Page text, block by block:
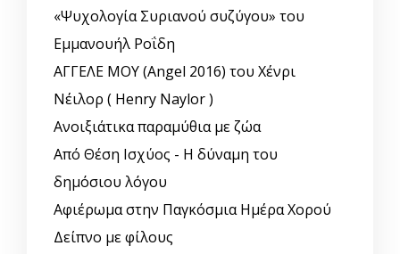
«Ψυχολογία Συριανού συζύγου» του
Εμμανουήλ Ροΐδη
ΑΓΓΕΛΕ ΜΟΥ (Angel 2016) του Χένρι
Νέιλορ ( Henry Naylor )
Ανοιξιάτικα παραμύθια με ζώα
Από Θέση Ισχύος - Η δύναμη του
δημόσιου λόγου
Αφιέρωμα στην Παγκόσμια Ημέρα Χορού
Δείπνο με φίλους